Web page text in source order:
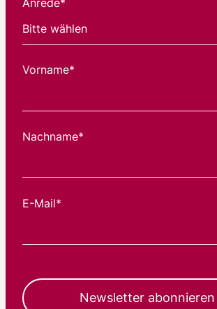
Anrede*
Vorname*
Nachname*
E-Mail*
Newsletter abonnieren